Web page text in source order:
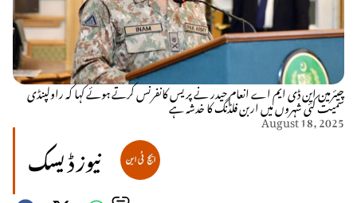
چیئرمین این ڈی ایم اے انعام حیدر نے پریس کانفرنس کرتے ہوئے کہا کہ راولپنڈی
سمیت کئی شہروں میں اربن فلڈنگ کا خدشہ ہے
August 18, 2025
نیوز ڈیسک